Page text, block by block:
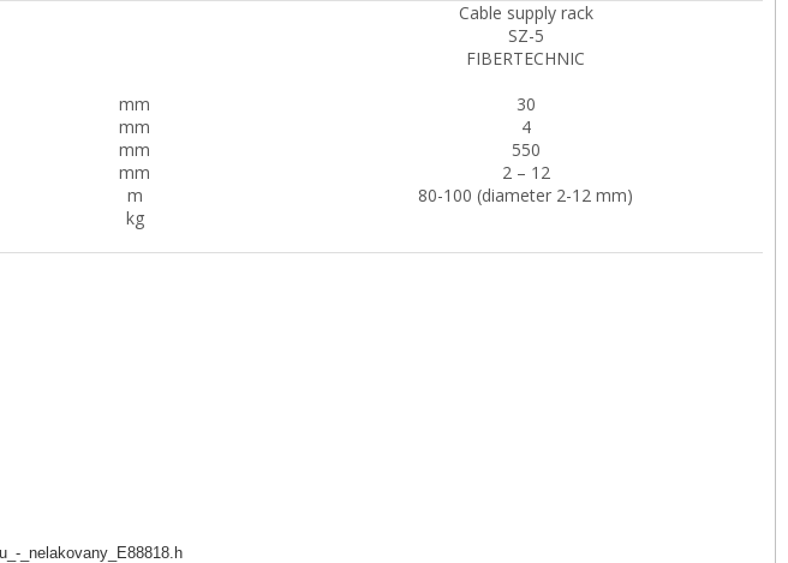
Cable supply rack
SZ-5
FIBERTECHNIC
mm
30
mm
4
mm
550
mm
2 – 12
m
80-100 (diameter 2-12 mm)
kg
_nelakovany_E88818.h